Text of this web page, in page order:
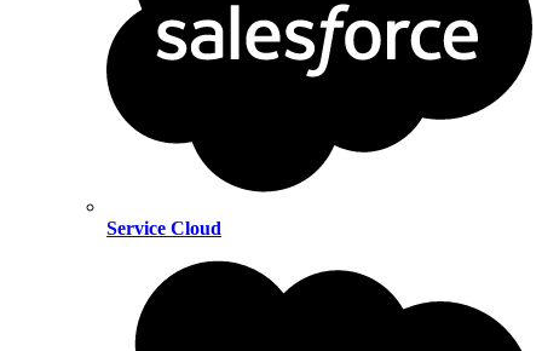
Service Cloud